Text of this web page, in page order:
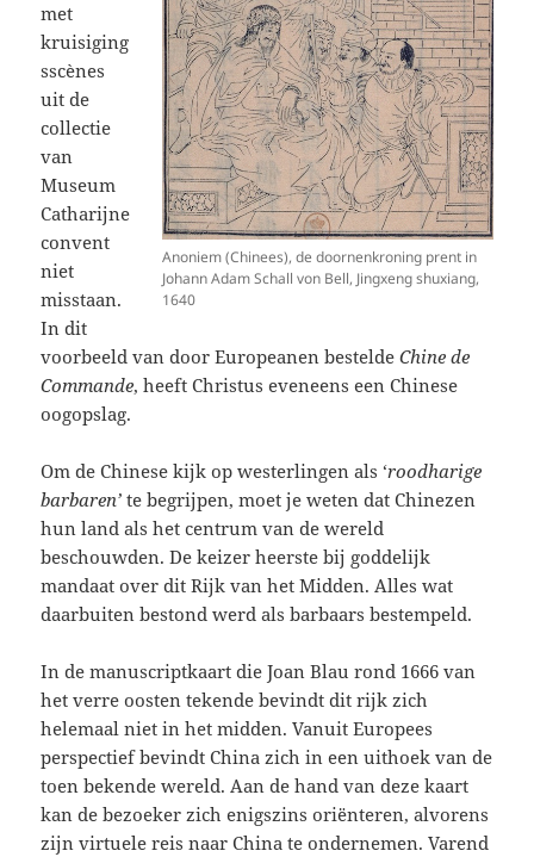
Anoniem (Chinees), de doornenkroning prent in
Johann Adam Schall von Bell, Jingxeng shuxiang,
1640
met
kruisiging
sscènes
uit de
collectie
van
Museum
Catharijne
convent
niet
misstaan.
In dit
voorbeeld van door Europeanen besteldeChine de
Commande, heeft Christus eveneens een Chinese
oogopslag.
Om de Chinese kijk op westerlingen als ‘roodharige
barbaren’ te begrijpen, moet je weten dat Chinezen
hun land als het centrum van de wereld
beschouwden. De keizer heerste bij goddelijk
mandaat over dit Rijk van het Midden. Alles wat
daarbuiten bestond werd als barbaars bestempeld.
In de manuscriptkaart die Joan Blau rond 1666 van
het verre oosten tekende bevindt dit rijk zich
helemaal niet in het midden. Vanuit Europees
perspectief bevindt China zich in een uithoek van de
toen bekende wereld. Aan de hand van deze kaart
kan de bezoeker zich enigszins oriënteren, alvorens
zijn virtuele reis naar China te ondernemen. Varend